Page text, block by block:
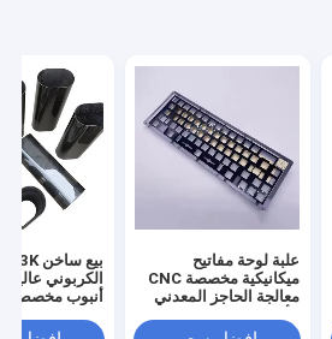
علبة لوحة مفاتيح
ميكانيكية مخصصة CNC
معالجة الحاجز المعدني
الكربوني عالية
أنبوب مخصص